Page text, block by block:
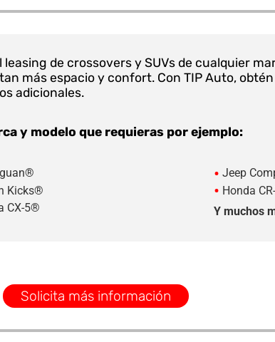
leasing de crossovers y SUVs de cualquier
más espacio y confort. Con TIP Auto,
adicionales.
y modelo que requieras por ejemplo:
Kicks®
CX-5®
• Jeep
• Honda
Y muchos
Solicita más información